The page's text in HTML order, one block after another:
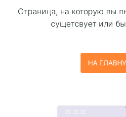
Страница, на которую вы
сущетсвует или
НА